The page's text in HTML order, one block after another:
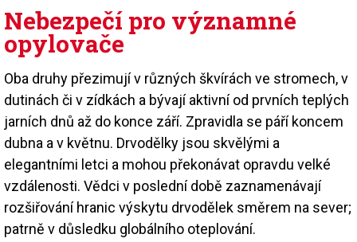
Nebezpečí pro významné
opylovače
Oba druhy přezimují v různých škvírách ve stromech, v
dutinách či v zídkách a bývají aktivní od prvních teplých
jarních dnů až do konce září. Zpravidla se páří koncem
dubna a v květnu. Drvodělky jsou skvělými a
elegantními letci a mohou překonávat opravdu velké
vzdálenosti. Vědci v poslední době zaznamenávají
rozšiřování hranic výskytu drvodělek směrem na sever;
patrně v důsledku globálního oteplování.